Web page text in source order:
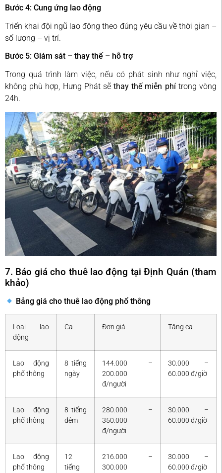
Bước 4: Cung ứng lao động
Triển khai đội ngũ lao động theo đúng yêu cầu về thời gian –
số lượng – vị trí.
Bước 5: Giám sát – thay thế – hỗ trợ
Trong quá trình làm việc, nếu có phát sinh như nghỉ việc,
không phù hợp, Hưng Phát sẽthay thế miễn phítrong vòng
24h.
7. Báo giá cho thuê lao động tại Định Quán (tham
khảo)
Bảng giá cho thuê lao động phổ thông
Loại lao
động
Ca Đơn giá Tăng ca
Lao động
phổ thông
8 tiếng
ngày
144.000 –
200.000
đ/người
30.000 –
60.000 đ/giờ
Lao động
phổ thông
8 tiếng
đêm
280.000 –
350.000
đ/người
30.000 –
60.000 đ/giờ
Lao động
phổ thông
12
tiếng
216.000 –
300.000
30.000 –
60.000 đ/giờ